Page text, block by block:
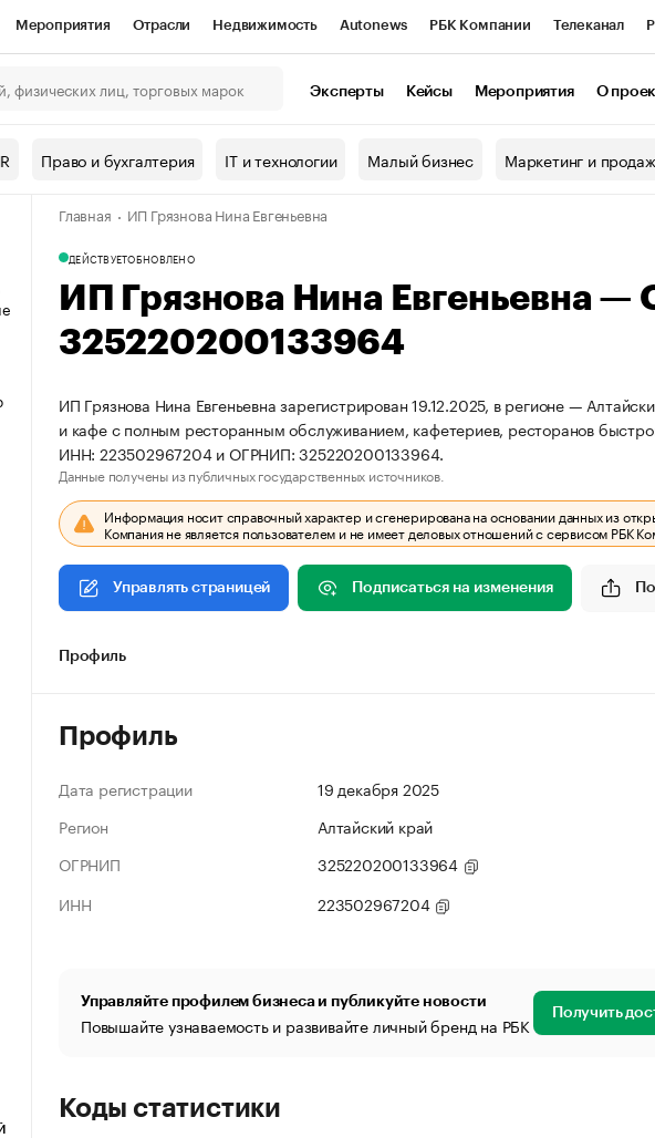
Мероприятия Отрасли Недвижимость Autonews РБК Компании Телеканал
Спецпроекты Проверка контрагентов
Рынок наличной валюты
Эксперты Кейсы Мероприятия О
Право и бухгалтерия IT и технологии Малый бизнес Маркетинг и
Главная ИП Грязнова Нина Евгеньевна
ДЕЙСТВУЕТОБНОВЛЕНО
ИП Грязнова Нина Евгеньевна
325220200133964
ИП Грязнова Нина Евгеньевна зарегистрирован 19.12.2025, в регионе —
и кафе с полным ресторанным обслуживанием, кафетериев, ресторанов
ИНН: 223502967204 и ОГРНИП: 325220200133964.
Данные получены из публичных государственных источников.
Информация носит справочный характер и сгенерирована на основании данных из
Компания не является пользователем и не имеет деловых отношений с сервисом РБК
Управлять страницей Подписаться на изменения
Профиль
Профиль
Дата регистрации
19 декабря 2025
Регион
Алтайский край
ОГРНИП
325220200133964
ИНН
223502967204
Управляйте профилем бизнеса и публикуйте новости
Повышайте узнаваемость и развивайте личный бренд на РБК Получить
Коды статистики